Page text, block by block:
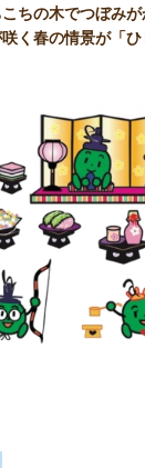
ちの木でつぼみ
く春の情景が「